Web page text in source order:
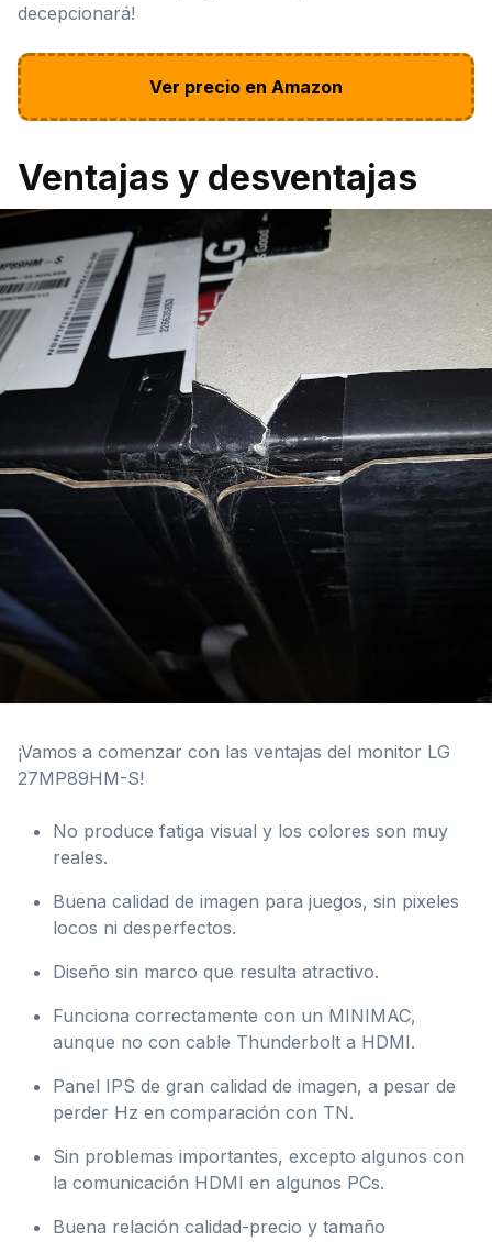
decepcionará!
Ver precio en Amazon
Ventajas y desventajas
¡Vamos a comenzar con las ventajas del monitor LG
27MP89HM-S!
No produce fatiga visual y los colores son muy
reales.
Buena calidad de imagen para juegos, sin pixeles
locos ni desperfectos.
Diseño sin marco que resulta atractivo.
Funciona correctamente con un MINIMAC,
aunque no con cable Thunderbolt a HDMI.
Panel IPS de gran calidad de imagen, a pesar de
perder Hz en comparación con TN.
Sin problemas importantes, excepto algunos con
la comunicación HDMI en algunos PCs.
Buena relación calidad-precio y tamaño